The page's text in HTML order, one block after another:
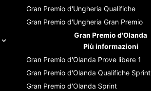
Gran Premio d'Ungheria Qualifiche
Gran Premio d'Ungheria Gran Premio
Gran Premio d'Olanda
Più informazioni
Gran Premio d'Olanda Prove libere 1
Gran Premio d'Olanda Qualifiche Sprint
Gran Premio d'Olanda Sprint